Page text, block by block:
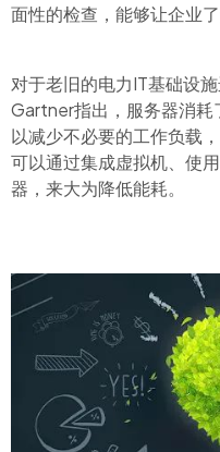
面性的检查，能够让企业
对于老旧的电力IT基础设
Gartner指出，服务器消
以减少不必要的工作负载
可以通过集成虚拟机、使
器，来大为降低能耗。